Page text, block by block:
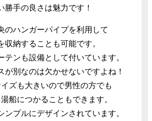
勝手の良さは魅力です！
のハンガーパイプを利用して
収納することも可能です。
テンも設備として付いています。
が別なのは欠かせないですよね！
ズも大きいので男性の方でも
船につかることもできます。
ンプルにデザインされています。